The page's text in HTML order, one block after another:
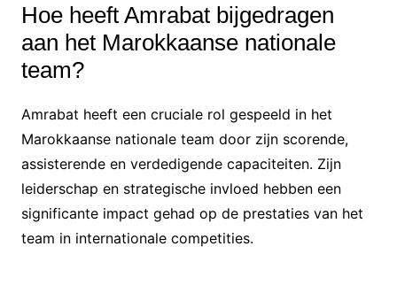
Hoe heeft Amrabat bijgedragen
aan het Marokkaanse nationale
team?
Amrabat heeft een cruciale rol gespeeld in het
Marokkaanse nationale team door zijn scorende,
assisterende en verdedigende capaciteiten. Zijn
leiderschap en strategische invloed hebben een
significante impact gehad op de prestaties van het
team in internationale competities.